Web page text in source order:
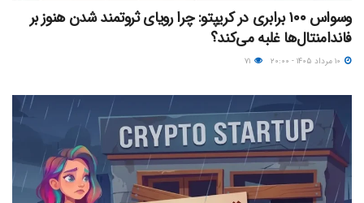
وسواس ۱۰۰ برابری در کریپتو: چرا رویای ثروتمند شدن هنوز بر
فاندامنتال‌ها غلبه می‌کند؟